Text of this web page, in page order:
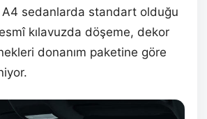
A4 sedanlarda standart olduğu
kılavuzda döşeme, dekor
donanım paketine göre